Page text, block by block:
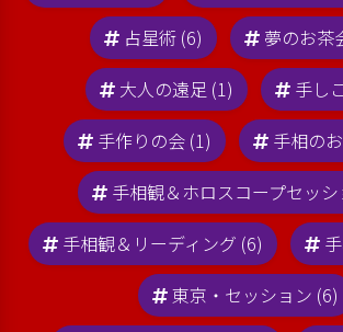
占星術 (6)
夢のお茶
大人の遠足 (1)
手し
手作りの会 (1)
手相の
手相観＆ホロスコープセッ
手相観＆リーディング (6)
東京・セッション (6)